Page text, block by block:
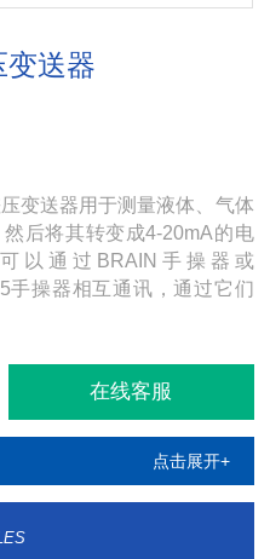
变送器
变送器用于测量液体、气体
后将其转变成4-20mA的电
以通过BRAIN手操器或
手操器相互通讯，通过它们
在线客服
点击展开+